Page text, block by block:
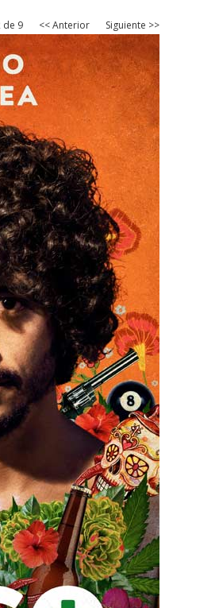
de 9 << Anterior Siguiente >>